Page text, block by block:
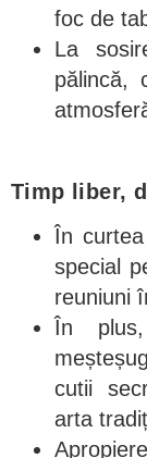
foc de
La
pălincă,
Timp liber,
În
special
reuniuni
În
cutii
arta